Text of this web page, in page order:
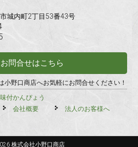
城内町2丁目53番43号
お問合せはこちら
小野口商店へお気軽にお問合せください！
付かんぴょう
会社概要
法人のお客様へ
株式会社小野口商店